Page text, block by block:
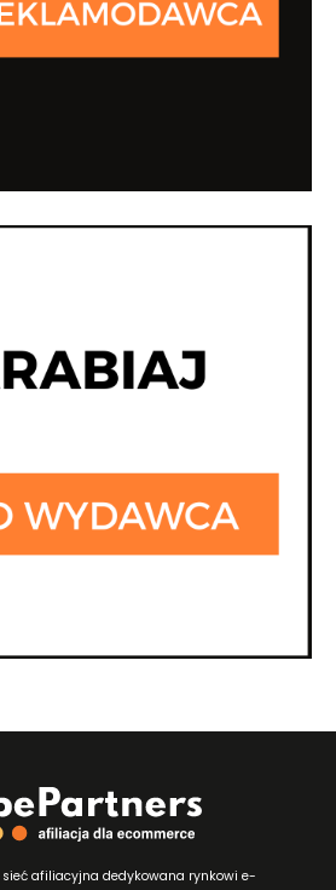
afiliacyjna dedykowana rynkowi e-